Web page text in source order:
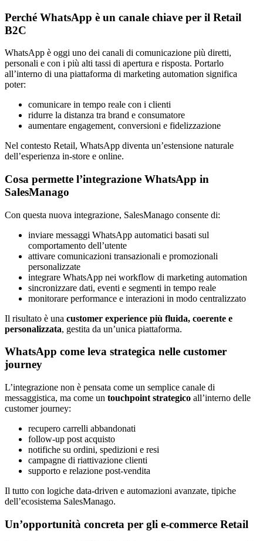
Perché WhatsApp è un canale chiave per il Retail
B2C
WhatsApp è oggi uno dei canali di comunicazione più diretti,
personali e con i più alti tassi di apertura e risposta. Portarlo
all’interno di una piattaforma di marketing automation significa
poter:
comunicare in tempo reale con i clienti
ridurre la distanza tra brand e consumatore
aumentare engagement, conversioni e fidelizzazione
Nel contesto Retail, WhatsApp diventa un’estensione naturale
dell’esperienza in-store e online.
Cosa permette l’integrazione WhatsApp in
SalesManago
Con questa nuova integrazione, SalesManago consente di:
inviare messaggi WhatsApp automatici basati sul
comportamento dell’utente
attivare comunicazioni transazionali e promozionali
personalizzate
integrare WhatsApp nei workflow di marketing automation
sincronizzare dati, eventi e segmenti in tempo reale
monitorare performance e interazioni in modo centralizzato
Il risultato è una customer experience più fluida, coerente e
personalizzata, gestita da un’unica piattaforma.
WhatsApp come leva strategica nelle customer
journey
L’integrazione non è pensata come un semplice canale di
messaggistica, ma come un touchpoint strategico all’interno delle
customer journey:
recupero carrelli abbandonati
follow-up post acquisto
notifiche su ordini, spedizioni e resi
campagne di riattivazione clienti
supporto e relazione post-vendita
Il tutto con logiche data-driven e automazioni avanzate, tipiche
dell’ecosistema SalesManago.
Un’opportunità concreta per gli e-commerce Retail